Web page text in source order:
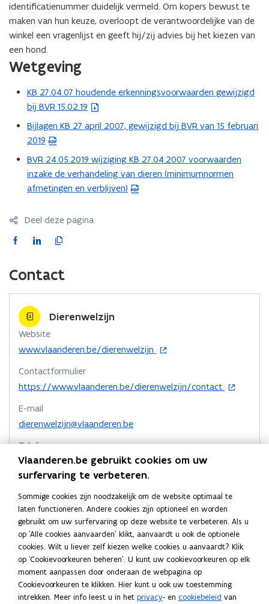
identificatienummer duidelijk vermeld. Om kopers bewust te
maken van hun keuze, overloopt de verantwoordelijke van de
winkel een vragenlijst en geeft hij/zij advies bij het kiezen van
een hond.
Wetgeving
KB 27.04.07 houdende erkenningsvoorwaarden gewijzigd
bij BVR 15.02.19
(
b
e
s
a
n
d
p
i
n
n
i
e
u
e
n
s
r
)
Bijlagen KB 27 april 2007, gewijzigd bij BVR van 15 februari
2019
(
P
D
F
b
t
d
e
n
i
n
n
e
u
w
v
e
s
t
e
r
BVR 24.05.2019 wijziging KB 27.04.2007 voorwaarden
inzake de verhandeling van dieren (minimumnormen
afmetingen en verblijven)
(
P
D
b
a
d
o
p
e
t
i
n
e
u
w
e
n
s
t
e
r
Deel deze pagina
F
c
e
b
n
L
k
e
d
i
n
o
p
e
t
i
n
u
w
v
e
n
s
t
e
K
i
e
e
i
n
k
a
r
m
b
o
r
d
Contact
Dierenwelzijn
Website
www.vlaanderen.be/dierenwelzijn
o
e
n
i
n
e
u
v
e
n
s
t
e
r
Contactformulier
https://www.vlaanderen.be/dierenwelzijn/contact
o
e
n
n
n
e
u
w
v
e
n
s
t
e
E-mail
dierenwelzijn@vlaanderen.be
Telefoon
1700
Departement Omgeving
Dierenwelzijn
Herman Teirlinckgebouw
Havenlaan 88, 1000 Brussel, België
Routeplanner
p
e
n
Postadres
Departement Omgeving
Vlaanderen.be gebruikt cookies om uw
surfervaring te verbeteren.
Sommige cookies zijn noodzakelijk om de website optimaal te
laten functioneren. Andere cookies zijn optioneel en worden
gebruikt om uw surfervaring op deze website te verbeteren. Als u
op 'Alle cookies aanvaarden' klikt, aanvaardt u ook de optionele
cookies. Wilt u liever zelf kiezen welke cookies u aanvaardt? Klik
op 'Cookievoorkeuren beheren'. U kunt uw cookievoorkeuren op elk
moment aanpassen door onderaan de webpagina op
Cookievoorkeuren te klikken. Hier kunt u ook uw toestemming
intrekken. Meer info leest u in het privacy- en cookiebeleid van